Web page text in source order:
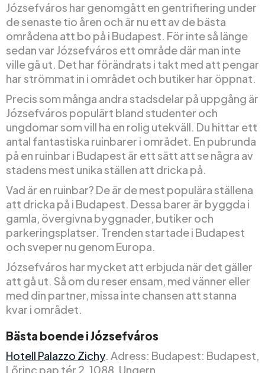
Józsefváros har genomgått en gentrifiering under
de senaste tio åren och är nu ett av de bästa
områdena att bo på i Budapest. För inte så länge
sedan var Józsefváros ett område där man inte
ville gå ut. Det har förändrats i takt med att pengar
har strömmat in i området och butiker har öppnat.
Precis som många andra stadsdelar på uppgång är
Józsefváros populärt bland studenter och
ungdomar som vill ha en rolig utekväll. Du hittar ett
antal fantastiska ruinbarer i området. En pubrunda
på en ruinbar i Budapest är ett sätt att se några av
stadens mest unika ställen att dricka på.
Vad är en ruinbar? De är de mest populära ställena
att dricka på i Budapest. Dessa barer är byggda i
gamla, övergivna byggnader, butiker och
parkeringsplatser. Trenden startade i Budapest
och sveper nu genom Europa.
Józsefváros har mycket att erbjuda när det gäller
att gå ut. Så om du reser ensam, med vänner eller
med din partner, missa inte chansen att stanna
kvar i området.
Bästa boende i Józsefváros
Hotell Palazzo Zichy. Adress: Budapest: Budapest,
Lőrinc pap tér 2, 1088, Ungern.